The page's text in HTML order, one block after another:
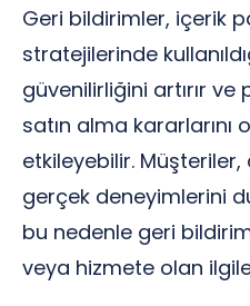
Geri bildirimler, içerik
stratejilerinde
güvenilirliğini artırır
satın alma kararlarını
etkileyebilir.
gerçek deneyimlerini
bu nedenle geri
veya hizmete olan